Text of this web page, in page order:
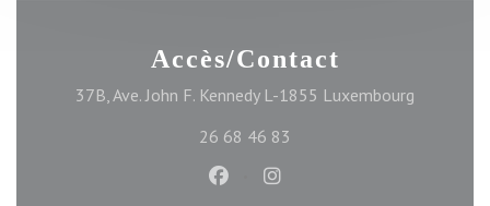
Accès/Contact
37B, Ave. John F. Kennedy L-1855 Luxembourg
26 68 46 83
Facebook ((ouvre une nouvelle
Instagram ((ouvre une